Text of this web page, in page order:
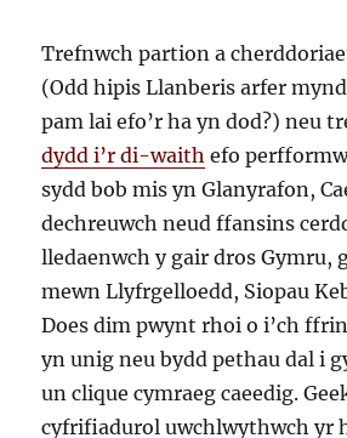
Trefnwch partion a
(Odd hipis Llanberis arfer
pam lai efo’r ha yn dod?) neu
dydd i’r di-waith efo
sydd bob mis yn Glanyrafon,
dechreuwch neud ffansins
lledaenwch y gair dros Gymru,
mewn Llyfrgelloedd, Siopau
Does dim pwynt rhoi o i’ch
yn unig neu bydd pethau dal i
un clique cymraeg caeedig.
cyfrifiadurol uwchlwythwch yr